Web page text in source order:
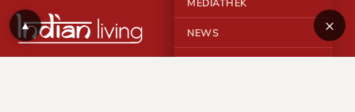
MEDIATHEK
NEWS ×
▲